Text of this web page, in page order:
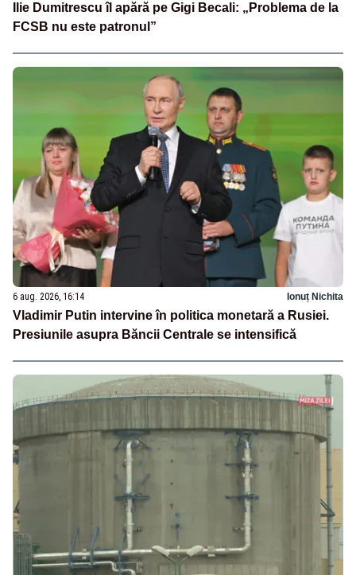
Ilie Dumitrescu îl apără pe Gigi Becali: „Problema de la
FCSB nu este patronul”
6 aug. 2026, 16:14 Ionuț Nichita
Vladimir Putin intervine în politica monetară a Rusiei.
Presiunile asupra Băncii Centrale se intensifică